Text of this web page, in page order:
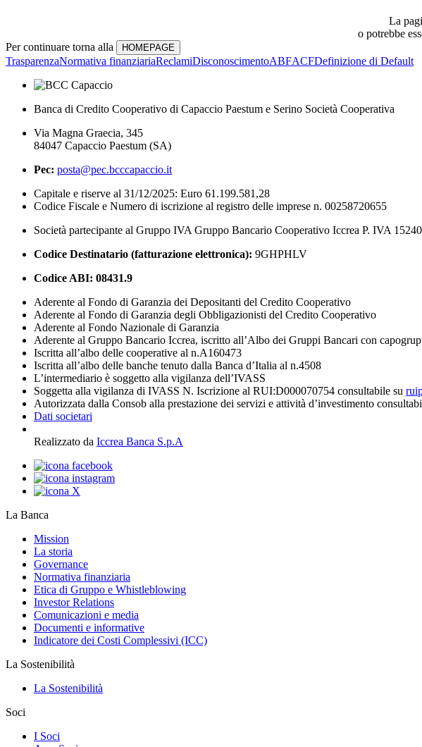
La
o potrebbe
Per continuare torna alla
TrasparenzaNormativa finanziariaReclamiDisconoscimentoABFACFDefinizione di Default
Banca di Credito Cooperativo di Capaccio Paestum e Serino Società Cooperativa
Via Magna Graecia, 345
84047 Capaccio Paestum (SA)
Pec: posta@pec.bcccapaccio.it
Capitale e riserve al 31/12/2025: Euro 61.199.581,28
Codice Fiscale e Numero di iscrizione al registro delle imprese n. 00258720655
Società partecipante al Gruppo IVA Gruppo Bancario Cooperativo Iccrea P. IVA
Codice Destinatario (fatturazione elettronica): 9GHPHLV
Codice ABI: 08431.9
Aderente al Fondo di Garanzia dei Depositanti del Credito Cooperativo
Aderente al Fondo di Garanzia degli Obbligazionisti del Credito Cooperativo
Aderente al Fondo Nazionale di Garanzia
Aderente al Gruppo Bancario Iccrea, iscritto all’Albo dei Gruppi Bancari con
Iscritta all’albo delle cooperative al n.A160473
Iscritta all’albo delle banche tenuto dalla Banca d’Italia al n.4508
L’intermediario è soggetto alla vigilanza dell’IVASS
Soggetta alla vigilanza di IVASS N. Iscrizione al RUI:D000070754 consultabile su
Autorizzata dalla Consob alla prestazione dei servizi e attività d’investimento
Dati societari
Realizzato da Iccrea Banca S.p.A
La Banca
Mission
La storia
Governance
Normativa finanziaria
Etica di Gruppo e Whistleblowing
Investor Relations
Comunicazioni e media
Documenti e informative
Indicatore dei Costi Complessivi (ICC)
La Sostenibilità
La Sostenibilità
Soci
I Soci